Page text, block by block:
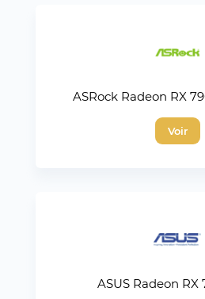
ASRock Radeon RX
Voir
ASUS Radeon RX